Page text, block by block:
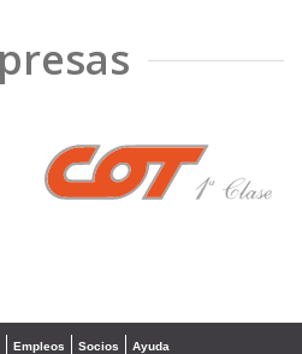
❯
Empleos Socios Ayuda